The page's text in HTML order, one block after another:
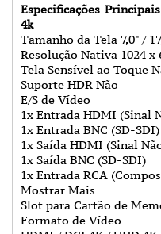
Especificações
4k
Tamanho da Tela 7,0" /
Resolução Nativa 1024 x
Tela Sensível ao Toque
Suporte HDR Não
E/S de Vídeo
1x Entrada HDMI (Sinal
1x Entrada BNC (SD-SDI)
1x Saída HDMI (Sinal
1x Saída BNC (SD-SDI)
1x Entrada RCA
Mostrar Mais
Slot para Cartão de
Formato de Vídeo